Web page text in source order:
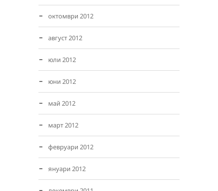
октомври 2012
август 2012
юли 2012
юни 2012
май 2012
март 2012
февруари 2012
януари 2012